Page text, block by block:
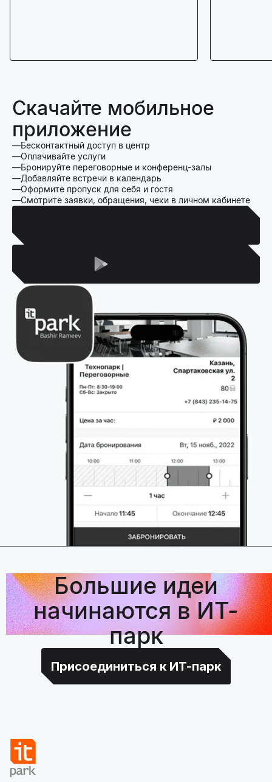
Скачайте мобильное
приложение
Бесконтактный доступ в центр
Оплачивайте услуги
Бронируйте переговорные и конференц-залы
Добавляйте встречи в календарь
Оформите пропуск для себя и гостя
Смотрите заявки, обращения, чеки в личном кабинете
Большие идеи
начинаются в ИТ-
парк
Присоединиться к ИТ-парк